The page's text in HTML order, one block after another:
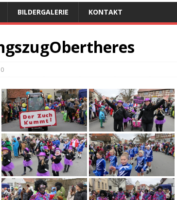
BILDERGALERIE KONTAKT
0